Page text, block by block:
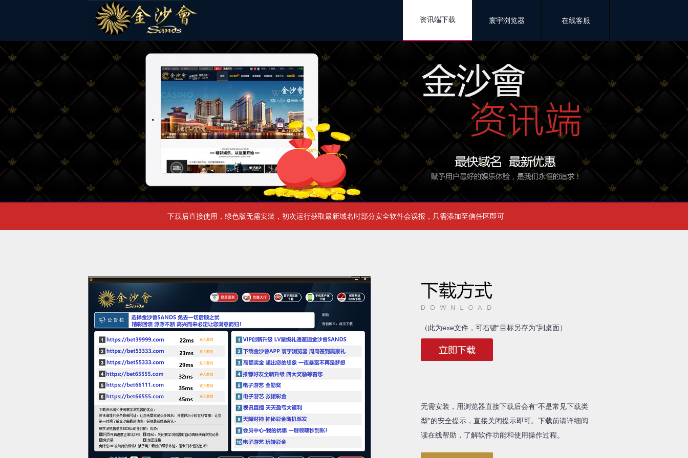
资讯端下载 寰宇浏览器 在线客服
下载后直接使用，绿色版无需安装，初次运行获取最新域名时部分安全软件会误报，只需添加至信任区即可
（此为exe文件，可右键“目标另存为”到桌面）
无需安装，用浏览器直接下载后会有“不是常见下载类
型”的安全提示，直接关闭提示即可。下载前请详细阅
读在线帮助，了解软件功能和使用操作过程。